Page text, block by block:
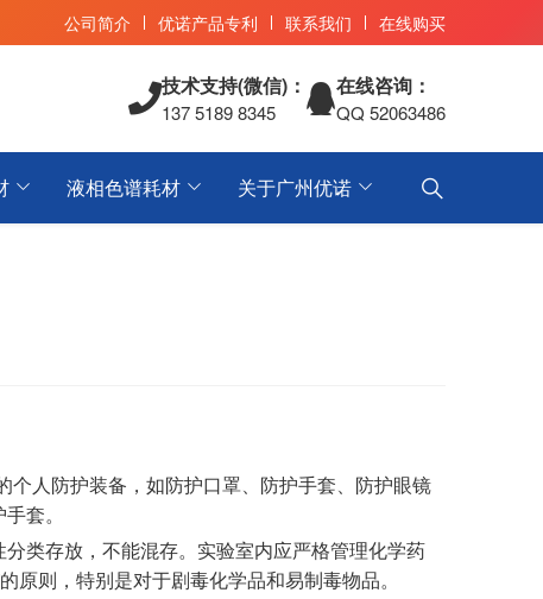
公司简介 优诺产品专利 联系我们 在线购买
技术支持(微信)：
137 5189 8345
在线咨询：
QQ 52063486
液相色谱耗材 关于广州优诺
个人防护装备，如防护口罩、防护手套、防护眼镜
套。
类存放，不能混存。实验室内应严格管理化学药
原则，特别是对于剧毒化学品和易制毒物品。